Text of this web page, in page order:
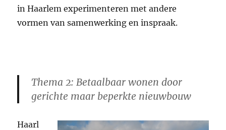
in Haarlem experimenteren met andere
vormen van samenwerking en inspraak.
Thema 2: Betaalbaar wonen door
gerichte maar beperkte nieuwbouw
Haarl